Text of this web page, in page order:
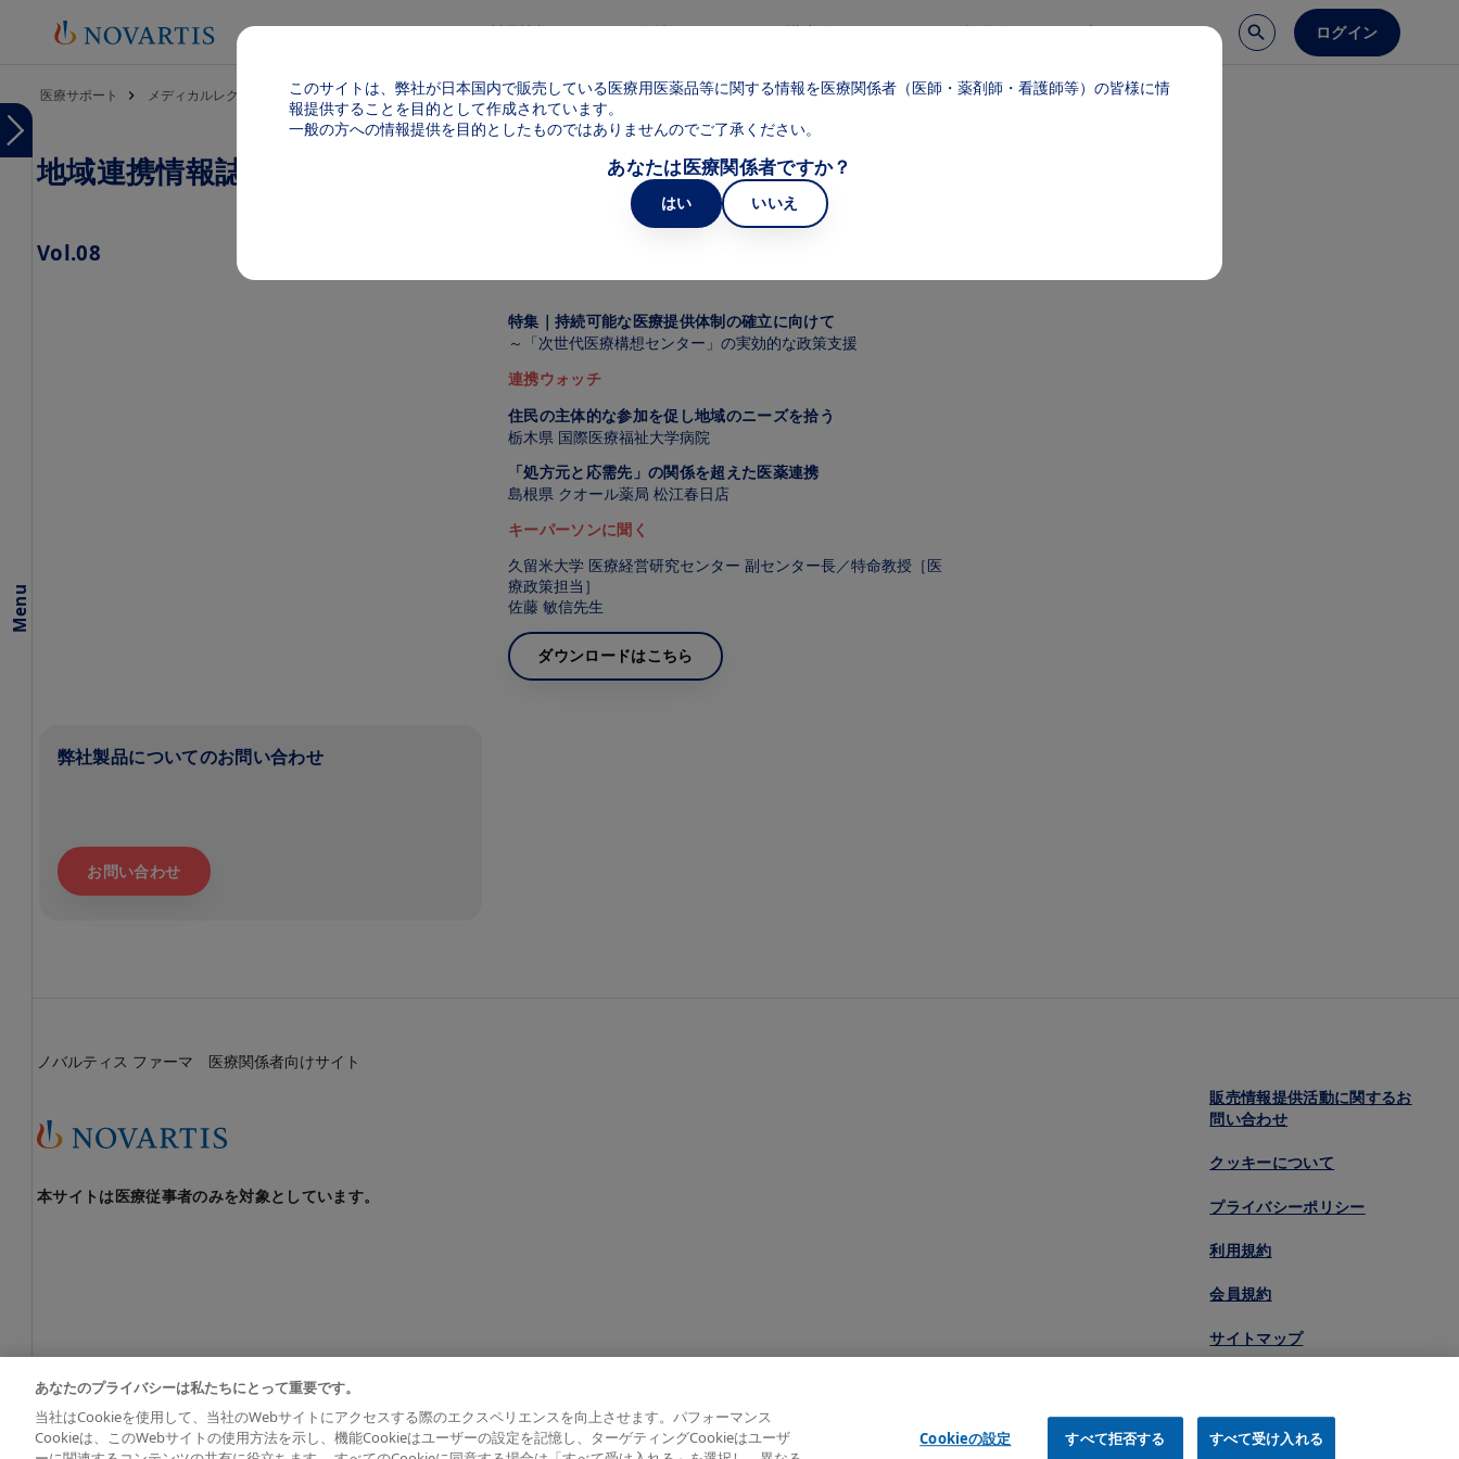
製品情報 領域 web講演会 web面談予約 医療サポート ログイン
Menu
Menu
地
情
パンくず
医療サポート メディカルレクチャー 地域連携情報誌 地域連携情報誌 Vol.08
地域連携情報誌 ＠ Region
Vol.08
特集｜持続可能な医療提供体制の確立に向けて
～「次世代医療構想センター」の実効的な政策支援
連携ウォッチ
住民の主体的な参加を促し地域のニーズを拾う
栃木県 国際医療福祉大学病院
「処方元と応需先」の関係を超えた医薬連携
島根県 クオール薬局 松江春日店
キーパーソンに聞く
久留米大学 医療経営研究センター 副センター長／特命教授［医
療政策担当］
佐藤 敏信先生
ダウンロードはこちら
弊社製品についてのお問い合わせ
お問い合わせ
ノバルティス ファーマ 医療関係者向けサイト
本サイトは医療従事者のみを対象としています。
販売情報提供活動に関するお
問い合わせ
クッキーについて
プライバシーポリシー
利用規約
会員規約
サイトマップ
© 2026 Novartis Pharma K.K. All rights reserved except where indicated
このサイトは、弊社が日本国内で販売している医療用医薬品等に関する情報を医療関係者（医師・薬剤師・看護師等）の皆様に情
報提供することを目的として作成されています。
一般の方への情報提供を目的としたものではありませんのでご了承ください。
あなたは医療関係者ですか？
はい いいえ
あなたのプライバシーは私たちにとって重要です。
当社はCookieを使用して、当社のWebサイトにアクセスする際のエクスペリエンスを向上させます。パフォーマンス
Cookieは、このWebサイトの使用方法を示し、機能Cookieはユーザーの設定を記憶し、ターゲティングCookieはユーザ
Cookieの設定 すべて拒否する すべて受け入れる